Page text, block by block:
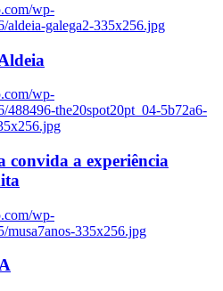
wp-
aldeia-galega2-335x256.jpg
wp-
488496-the20spot20pt_04-5b72a6-
convida a experiência
wp-
musa7anos-335x256.jpg